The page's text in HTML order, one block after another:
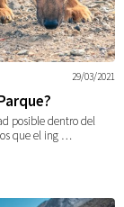
29/03/2021
posible dentro del
que el ing …